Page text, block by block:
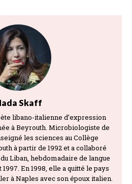
Skaff
libano-italienne d’expression
à Beyrouth. Microbiologiste de
les sciences au Collège
à partir de 1992 et a collaboré
Liban, hebdomadaire de langue
En 1998, elle a quitté le pays
à Naples avec son époux italien.